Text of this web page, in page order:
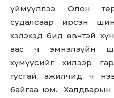
үймүүллээ. Олон
судалсаар ирсэн
хэлэхэд бид өвчтэй
аас ч эмнэлзүйн
хүмүүсийг хилээр
тусгай ажилчид ч
байгаа юм. Халдварын